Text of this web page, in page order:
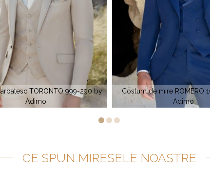
mire ROMERO 1033-410 by
Adimo
ATLANTIS 792-270
CE SPUN MIRESELE NOASTRE